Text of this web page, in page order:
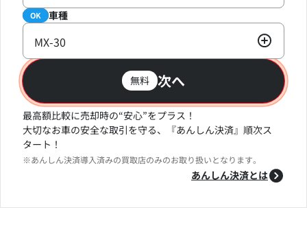
必須 車種
OK
MX-30
無料 次へ
最高額比較に売却時の“安心”をプラス！
大切なお車の安全な取引を守る、『あんしん決済』順次ス
タート！
※あんしん決済導入済みの買取店のみのお取り扱いとなります。
あんしん決済とは